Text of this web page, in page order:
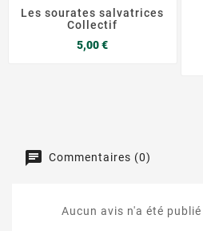
Les sourates salvatrices
Collectif
5,00 €Prix
Commentaires (0)
Aucun avis n'a été